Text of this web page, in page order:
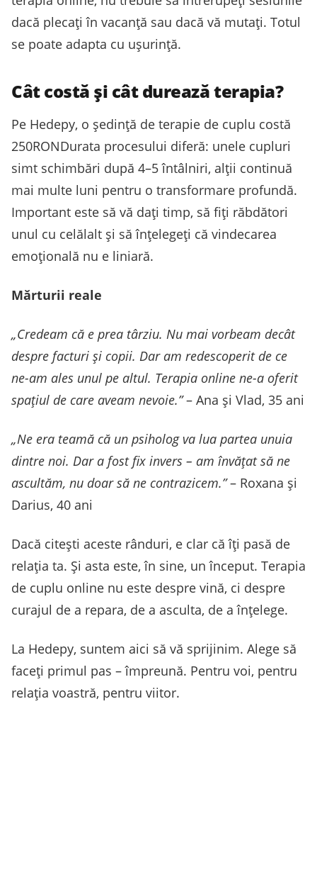
dacă plecați în vacanță sau dacă vă mutați. Totul
se poate adapta cu ușurință.
Cât costă și cât durează terapia?
Pe Hedepy, o ședință de terapie de cuplu costă
250RONDurata procesului diferă: unele cupluri
simt schimbări după 4–5 întâlniri, alții continuă
mai multe luni pentru o transformare profundă.
Important este să vă dați timp, să fiți răbdători
unul cu celălalt și să înțelegeți că vindecarea
emoțională nu e liniară.
Mărturii reale
„Credeam că e prea târziu. Nu mai vorbeam decât
despre facturi și copii. Dar am redescoperit de ce
ne-am ales unul pe altul. Terapia online ne-a oferit
spațiul de care aveam nevoie.”– Ana și Vlad, 35 ani
„Ne era teamă că un psiholog va lua partea unuia
dintre noi. Dar a fost fix invers – am învățat să ne
ascultăm, nu doar să ne contrazicem.”– Roxana și
Darius, 40 ani
Dacă citești aceste rânduri, e clar că îți pasă de
relația ta. Și asta este, în sine, un început. Terapia
de cuplu online nu este despre vină, ci despre
curajul de a repara, de a asculta, de a înțelege.
La Hedepy, suntem aici să vă sprijinim. Alege să
faceți primul pas – împreună. Pentru voi, pentru
relația voastră, pentru viitor.